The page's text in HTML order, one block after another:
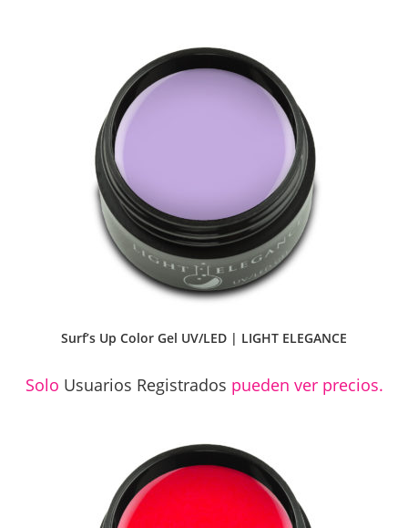
Surf’s Up Color Gel UV/LED | LIGHT ELEGANCE
Solo Usuarios Registrados pueden ver precios.